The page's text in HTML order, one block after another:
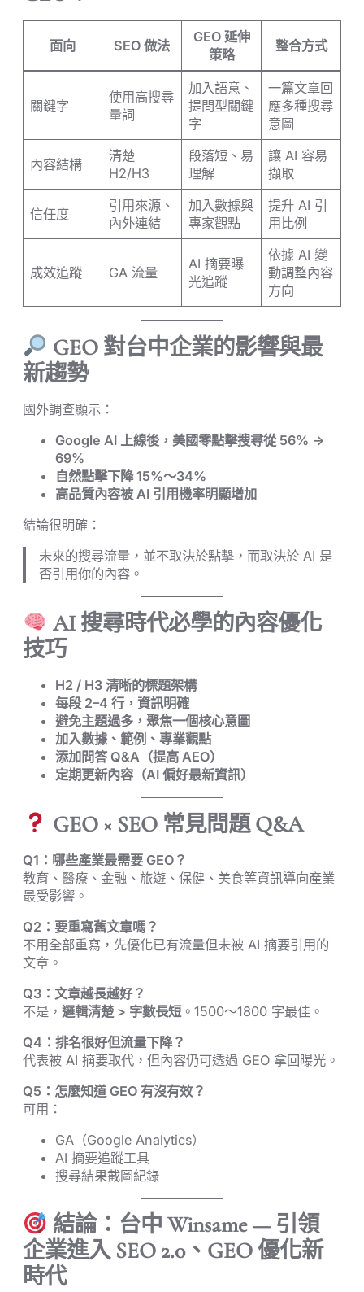
面向 SEO 做法
GEO 延伸
策略
整合方式
關鍵字
使用高搜尋
量詞
加入語意、
提問型關鍵
字
一篇文章回
應多種搜尋
意圖
內容結構
清楚
H2/H3
段落短、易
理解
讓 AI 容易
擷取
信任度
引用來源、
內外連結
加入數據與
專家觀點
提升 AI 引
用比例
成效追蹤 GA 流量
AI 摘要曝
光追蹤
依據 AI 變
動調整內容
方向
GEO 對台中企業的影響與最
新趨勢
國外調查顯示：
Google AI 上線後，美國零點擊搜尋從 56% →
69%
自然點擊下降 15%～34%
高品質內容被 AI 引用機率明顯增加
結論很明確：
未來的搜尋流量，並不取決於點擊，而取決於 AI 是
否引用你的內容。
AI 搜尋時代必學的內容優化
技巧
H2 / H3 清晰的標題架構
每段 2–4 行，資訊明確
避免主題過多，聚焦一個核心意圖
加入數據、範例、專業觀點
添加問答 Q&A（提高 AEO）
定期更新內容（AI 偏好最新資訊）
GEO × SEO 常見問題 Q&A
Q1：哪些產業最需要 GEO？
教育、醫療、金融、旅遊、保健、美食等資訊導向產業
最受影響。
Q2：要重寫舊文章嗎？
不用全部重寫，先優化已有流量但未被 AI 摘要引用的
文章。
Q3：文章越長越好？
不是， 邏輯清楚 > 字數長短 。1500～1800 字最佳。
Q4：排名很好但流量下降？
代表被 AI 摘要取代，但內容仍可透過 GEO 拿回曝光。
Q5：怎麼知道 GEO 有沒有效？
可用：
GA（Google Analytics）
AI 摘要追蹤工具
搜尋結果截圖紀錄
結論：台中 Winsame — 引領
企業進入 SEO 2.0、GEO 優化新
時代